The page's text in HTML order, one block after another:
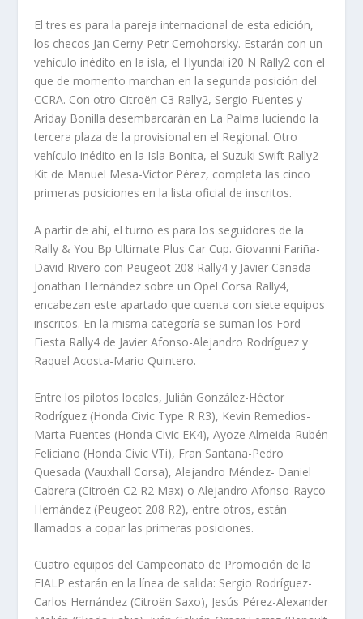
El tres es para la pareja internacional de esta edición,
los checos Jan Cerny-Petr Cernohorsky. Estarán con un
vehículo inédito en la isla, el Hyundai i20 N Rally2 con el
que de momento marchan en la segunda posición del
CCRA. Con otro Citroën C3 Rally2, Sergio Fuentes y
Ariday Bonilla desembarcarán en La Palma luciendo la
tercera plaza de la provisional en el Regional. Otro
vehículo inédito en la Isla Bonita, el Suzuki Swift Rally2
Kit de Manuel Mesa-Víctor Pérez, completa las cinco
primeras posiciones en la lista oficial de inscritos.
A partir de ahí, el turno es para los seguidores de la
Rally & You Bp Ultimate Plus Car Cup. Giovanni Fariña-
David Rivero con Peugeot 208 Rally4 y Javier Cañada-
Jonathan Hernández sobre un Opel Corsa Rally4,
encabezan este apartado que cuenta con siete equipos
inscritos. En la misma categoría se suman los Ford
Fiesta Rally4 de Javier Afonso-Alejandro Rodríguez y
Raquel Acosta-Mario Quintero.
Entre los pilotos locales, Julián González-Héctor
Rodríguez (Honda Civic Type R R3), Kevin Remedios-
Marta Fuentes (Honda Civic EK4), Ayoze Almeida-Rubén
Feliciano (Honda Civic VTi), Fran Santana-Pedro
Quesada (Vauxhall Corsa), Alejandro Méndez- Daniel
Cabrera (Citroën C2 R2 Max) o Alejandro Afonso-Rayco
Hernández (Peugeot 208 R2), entre otros, están
llamados a copar las primeras posiciones.
Cuatro equipos del Campeonato de Promoción de la
FIALP estarán en la línea de salida: Sergio Rodríguez-
Carlos Hernández (Citroën Saxo), Jesús Pérez-Alexander